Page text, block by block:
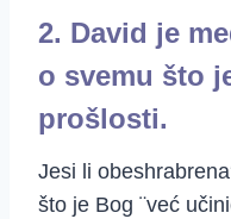
2. David je
o svemu što
prošlosti.
Jesi li
što je Bog ¨već